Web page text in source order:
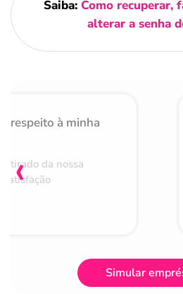
Saiba: Como recuperar,
alterar a senha
respeito à minha
da nossa
‹
Simular